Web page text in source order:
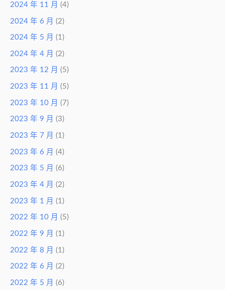
2024 年 11 月 (4)
2024 年 6 月 (2)
2024 年 5 月 (1)
2024 年 4 月 (2)
2023 年 12 月 (5)
2023 年 11 月 (5)
2023 年 10 月 (7)
2023 年 9 月 (3)
2023 年 7 月 (1)
2023 年 6 月 (4)
2023 年 5 月 (6)
2023 年 4 月 (2)
2023 年 1 月 (1)
2022 年 10 月 (5)
2022 年 9 月 (1)
2022 年 8 月 (1)
2022 年 6 月 (2)
2022 年 5 月 (6)